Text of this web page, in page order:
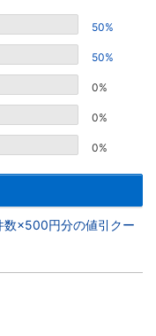
50%
50%
0%
0%
0%
数×500円分の値引クー